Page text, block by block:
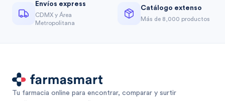
Envíos express
CDMX y Área
Metropolitana
Catálogo extenso
Más de 8,000 productos
Tu farmacia online para encontrar, comparar y surtir